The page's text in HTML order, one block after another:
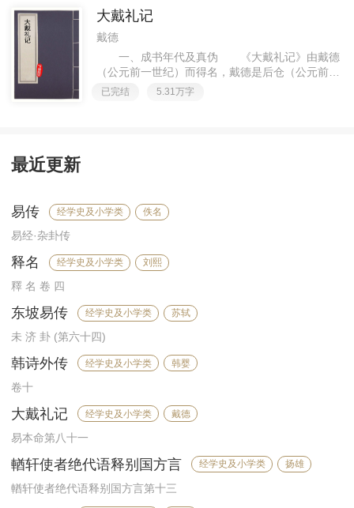
名》。 《释名》作者刘熙，字
大戴礼记
戴德
一、成书年代及真伪 《大戴礼记》由戴德
（公元前一世纪）而得名，戴德是后仓（公元前70
年在世）的四位弟子之一、后仓在公元前一世纪创
已完结 5.31万字
最近更新
易传 经学史及小学类 佚名
易经·杂卦传
释名 经学史及小学类 刘熙
釋 名 卷 四
东坡易传 经学史及小学类 苏轼
未 济 卦 (第六十四)
韩诗外传 经学史及小学类 韩婴
卷十
大戴礼记 经学史及小学类 戴德
易本命第八十一
輶轩使者绝代语释别国方言 经学史及小学类 扬雄
輶轩使者绝代语释别国方言第十三